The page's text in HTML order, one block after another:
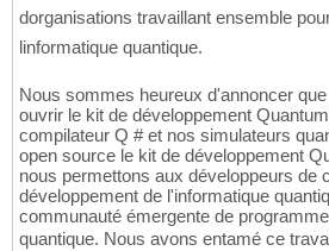
dorganisations travaillant ensemble
linformatique quantique.
Nous sommes heureux d'annoncer
ouvrir le kit de développement
compilateur Q # et nos simulateurs
open source le kit de développement
nous permettons aux développeurs de
développement de l'informatique
communauté émergente de
quantique. Nous avons entamé ce